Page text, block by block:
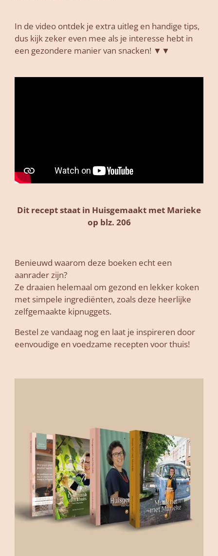
In de video ontdek je extra uitleg en handige tips,
dus kijk zeker even mee als je interesse hebt in
een gezondere manier van snacken! ▼▼
Dit recept staat in Huisgemaakt met Marieke
op blz. 206
Benieuwd waarom deze boeken echt een
aanrader zijn?
Ze draaien helemaal om gezond en lekker koken
met simpele ingrediënten, zoals deze heerlijke
zelfgemaakte kipnuggets.
Bestel ze vandaag nog en laat je inspireren door
eenvoudige en voedzame recepten voor thuis!